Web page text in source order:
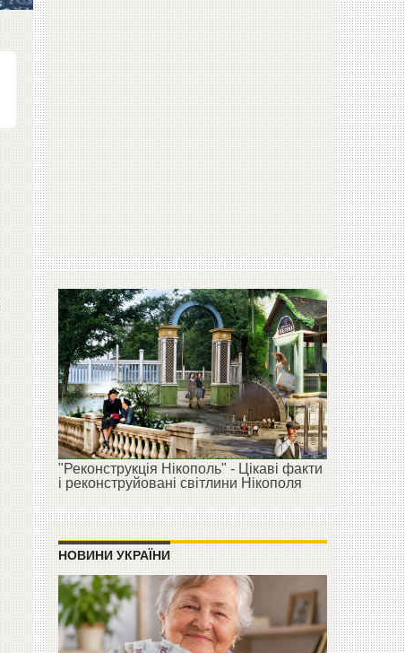
"Реконструкція Нікополь" - Цікаві факти
і реконструйовані світлини Нікополя
НОВИНИ УКРАЇНИ